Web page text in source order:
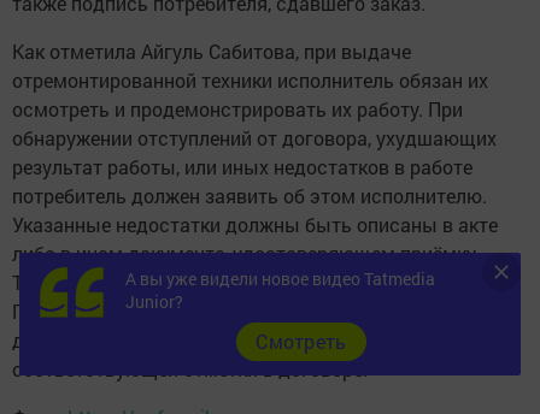
Как отметила Айгуль Сабитова, при выдаче
отремонтированной техники исполнитель обязан их
осмотреть и продемонстрировать их работу. При
обнаружении отступлений от договора, ухудшающих
результат работы, или иных недостатков в работе
потребитель должен заявить об этом исполнителю.
Указанные недостатки должны быть описаны в акте
либо в ином документе, удостоверяющем приёмку.
Требуйте составления такого акта.
После окончания работ требуйте подписания
двустороннего акта о приемке работ или проставления
соответствующей отметки в договоре.
А вы уже видели новое видео Tatmedia
Junior?
Cмотреть